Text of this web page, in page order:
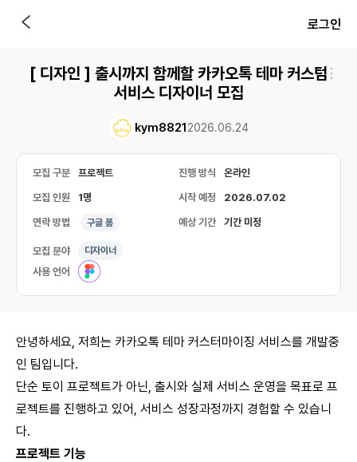
로그인
[ 디자인 ] 출시까지 함께할 카카오톡 테마 커스텀
서비스 디자이너 모집
kym88212026.06.24
모집 구분 프로젝트 진행 방식 온라인
모집 인원 1명 시작 예정 2026.07.02
연락 방법 구글 폼 예상 기간 기간 미정
모집 분야 디자이너
사용 언어
안녕하세요, 저희는 카카오톡 테마 커스터마이징 서비스를 개발중
인 팀입니다.
단순 토이 프로젝트가 아닌, 출시와 실제 서비스 운영을 목표로 프
로젝트를 진행하고 있어, 서비스 성장과정까지 경험할 수 있습니
다.
프로젝트 기능